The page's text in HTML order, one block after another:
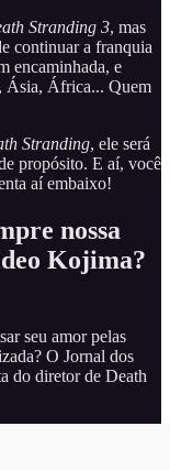
Stranding 3, mas
continuar a franquia
encaminhada, e
Ásia, África... Quem
Stranding, ele será
propósito. E aí, você
aí embaixo!
nossa
Kojima?
seu amor pelas
O Jornal dos
do diretor de Death